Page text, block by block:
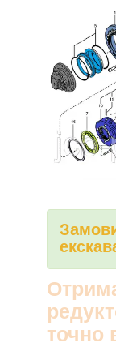
точно